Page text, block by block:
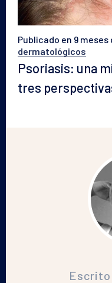
Publicado en 9 meses
dermatológicos
Psoriasis: una
tres